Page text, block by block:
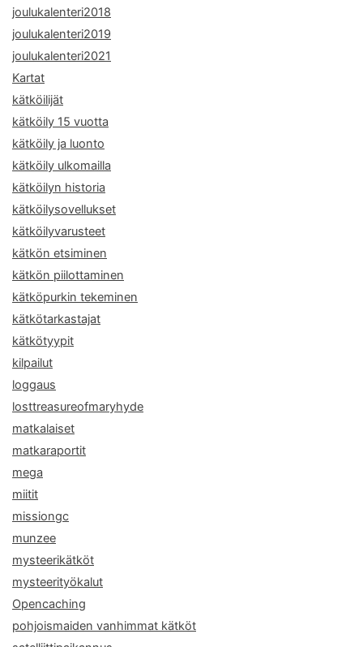
joulukalenteri2018
joulukalenteri2019
joulukalenteri2021
Kartat
kätköilijät
kätköily 15 vuotta
kätköily ja luonto
kätköily ulkomailla
kätköilyn historia
kätköilysovellukset
kätköilyvarusteet
kätkön etsiminen
kätkön piilottaminen
kätköpurkin tekeminen
kätkötarkastajat
kätkötyypit
kilpailut
loggaus
losttreasureofmaryhyde
matkalaiset
matkaraportit
mega
miitit
missiongc
munzee
mysteerikätköt
mysteerityökalut
Opencaching
pohjoismaiden vanhimmat kätköt